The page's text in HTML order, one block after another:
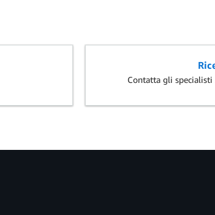
Contatta gli specialisti